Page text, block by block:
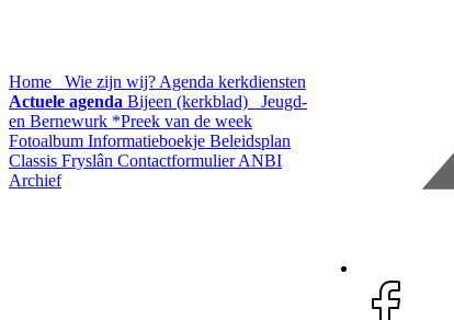
Home Wie zijn wij? Agenda kerkdiensten
Actuele agenda Bijeen (kerkblad)
Jeugd-
en Bernewurk *Preek van de week
Fotoalbum Informatieboekje Beleidsplan
Classis Fryslân ContactformulierANBI
Archief